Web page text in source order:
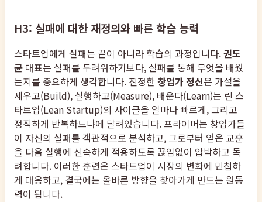
H3: 실패에 대한 재정의와 빠른 학습 능력
스타트업에게 실패는 끝이 아니라 학습의 과정입니다.권도
균 대표는 실패를 두려워하기보다, 실패를 통해 무엇을 배웠
는지를 중요하게 생각합니다. 진정한 창업가 정신은 가설을
세우고(Build), 실행하고(Measure), 배운다(Learn)는 린 스
타트업(Lean Startup)의 사이클을 얼마나 빠르게, 그리고
정직하게 반복하느냐에 달려있습니다. 프라이머는 창업가들
이 자신의 실패를 객관적으로 분석하고, 그로부터 얻은 교훈
을 다음 실행에 신속하게 적용하도록 끊임없이 압박하고 독
려합니다. 이러한 훈련은 스타트업이 시장의 변화에 민첩하
게 대응하고, 결국에는 올바른 방향을 찾아가게 만드는 원동
력이 됩니다.